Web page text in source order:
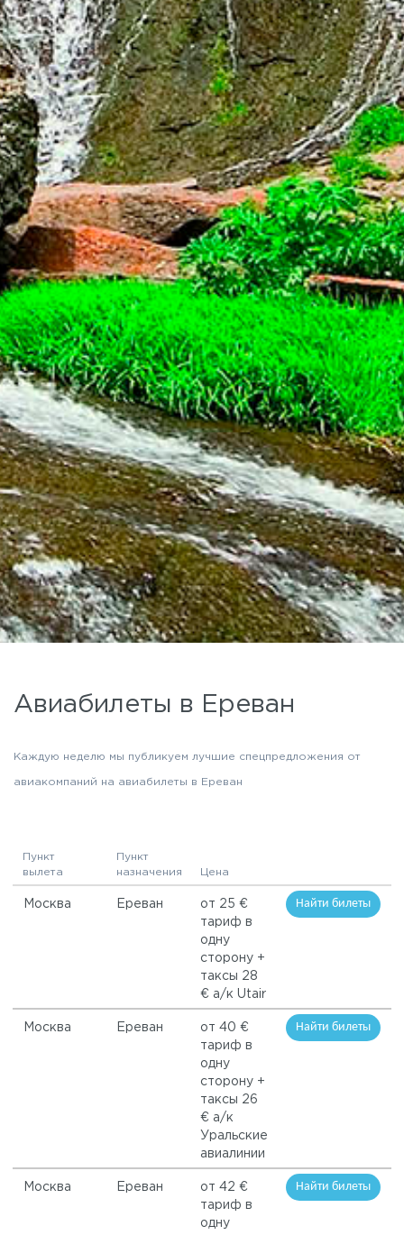
Авиабилеты в Ереван
Каждую неделю мы публикуем лучшие спецпредложения от
авиакомпаний на авиабилеты в Ереван
Пункт
вылета
Пункт
назначения
Цена
Москва Ереван
от 25 €
тариф в
одну
сторону +
таксы 28
€ а/к Utair
Найти билеты
Москва Ереван
от 40 €
тариф в
одну
сторону +
таксы 26
€ а/к
Уральские
авиалинии
Найти билеты
Москва Ереван
от 42 €
тариф в
одну
Найти билеты